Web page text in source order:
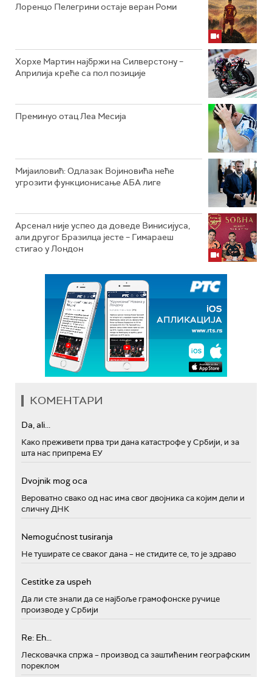
Лоренцо Пелегрини остаје веран Роми
Хорхе Мартин најбржи на Силверстону –
Априлија креће са пол позиције
Преминуо отац Леа Месија
Мијаиловић: Одлазак Војиновића неће
угрозити функционисање АБА лиге
Арсенал није успео да доведе Винисијуса,
али другог Бразилца јесте – Гимараеш
стигао у Лондон
КОМЕНТАРИ
Da, ali...
Како преживети прва три дана катастрофе у Србији, и за
шта нас припрема ЕУ
Dvojnik mog oca
Вероватно свако од нас има свог двојника са којим дели и
сличну ДНК
Nemogućnost tusiranja
Не туширате се сваког дана – не стидите се, то је здраво
Cestitke za uspeh
Да ли сте знали да се најбоље грамофонске ручице
производе у Србији
Re: Eh...
Лесковачка спржа – производ са заштићеним географским
пореклом